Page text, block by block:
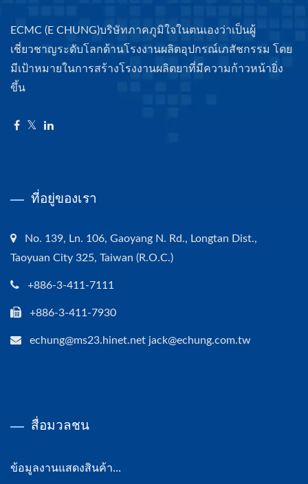
ECMC (E CHUNG)บริษัทภาคภูมิใจในตนเองว่าเป็นผู้
เชี่ยวชาญระดับโลกด้านโรงงานผลิตอุปกรณ์เภสัชกรรม โดย
มีเป้าหมายในการสร้างโรงงานผลิตยาที่มีความก้าวหน้ายิ่ง
ขึ้น
ที่อยู่ของเรา
No. 139, Ln. 106, Gaoyang N. Rd., Longtan Dist.,
Taoyuan City 325, Taiwan (R.O.C.)
+886-3-411-7111
+886-3-411-7930
echung@ms23.hinet.net jack@echung.com.tw
สื่อมวลชน
ข้อมูลงานแสดงสินค้า...